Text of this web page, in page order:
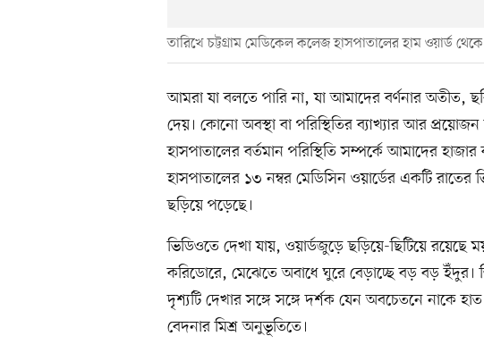
তারিখে চট্টগ্রাম মেডিকেল কলেজ হাসপাতালের হাম ওয়ার্ড
আমরা যা বলতে পারি না, যা আমাদের বর্ণনার অতীত,
দেয়। কোনো অবস্থা বা পরিস্থিতির ব্যাখ্যার আর
হাসপাতালের বর্তমান পরিস্থিতি সম্পর্কে আমাদের
হাসপাতালের ১৩ নম্বর মেডিসিন ওয়ার্ডের একটি রাতের
ছড়িয়ে পড়েছে।
ভিডিওতে দেখা যায়, ওয়ার্ডজুড়ে ছড়িয়ে-ছিটিয়ে
করিডোরে, মেঝেতে অবাধে ঘুরে বেড়াচ্ছে বড় বড় ইঁদুর।
দৃশ্যটি দেখার সঙ্গে সঙ্গে দর্শক যেন অবচেতনে নাকে
বেদনার মিশ্র অনুভূতিতে।